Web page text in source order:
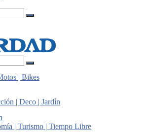
| Bikes
| Deco | Jardín
| Turismo | Tiempo Libre